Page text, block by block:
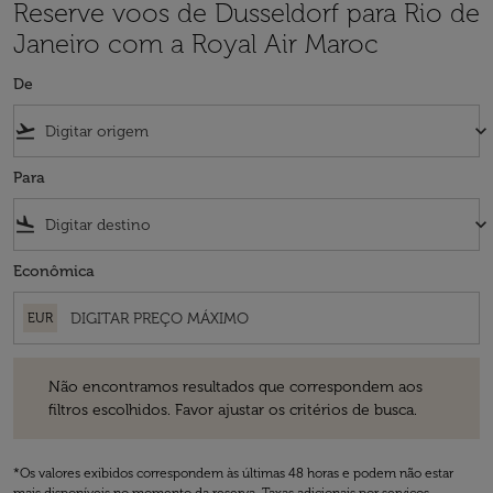
Reserve voos de Dusseldorf para Rio de
Janeiro com a Royal Air Maroc
De
flight_takeoff keyboard_arrow_down
Para
flight_land keyboard_arrow_down
Econômica
EUR
Não encontramos resultados que correspondem aos
filtros escolhidos. Favor ajustar os critérios de busca.
*Os valores exibidos correspondem às últimas 48 horas e podem não estar